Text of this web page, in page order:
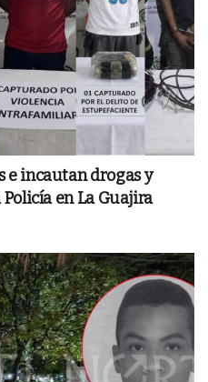
e incautan drogas y
en La Guajira